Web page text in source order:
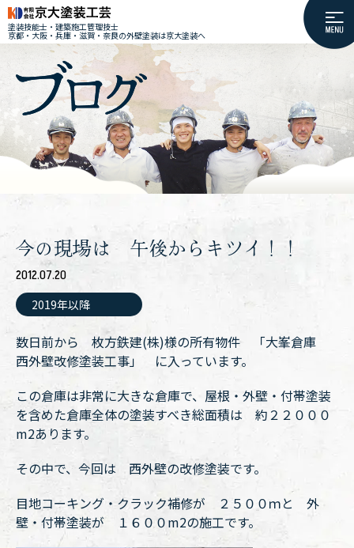
塗装技能士・建築施工管理技士
京都・大阪・兵庫・滋賀・奈良の外壁塗装は京大塗装へ
今の現場は 午後からキツイ！！
2012.07.20
2019年以降
数日前から 枚方鉄建(株)様の所有物件 「大峯倉庫
西外壁改修塗装工事」 に入っています。
この倉庫は非常に大きな倉庫で、屋根・外壁・付帯塗装
を含めた倉庫全体の塗装すべき総面積は 約２２０００
m2あります。
その中で、今回は 西外壁の改修塗装です。
目地コーキング・クラック補修が ２５００ｍと 外
壁・付帯塗装が １６００m2の施工です。